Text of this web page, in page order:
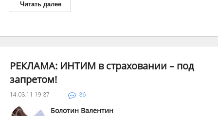
Читать далее
Болотин Валентин
РЕКЛАМА: ИНТИМ в страховании – под
запретом!
14.03.11 19:37 36